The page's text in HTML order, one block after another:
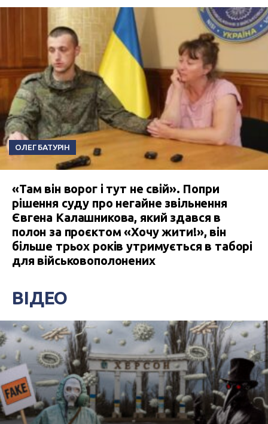
ОЛЕГ БАТУРІН
«Там він ворог і тут не свій». Попри
рішення суду про негайне звільнення
Євгена Калашникова, який здався в
полон за проєктом «Хочу жити!», він
більше трьох років утримується в таборі
для військовополонених
ВІДЕО